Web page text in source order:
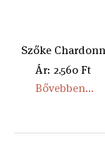
Szőke
Ár: 2.560 Ft
Bővebben...